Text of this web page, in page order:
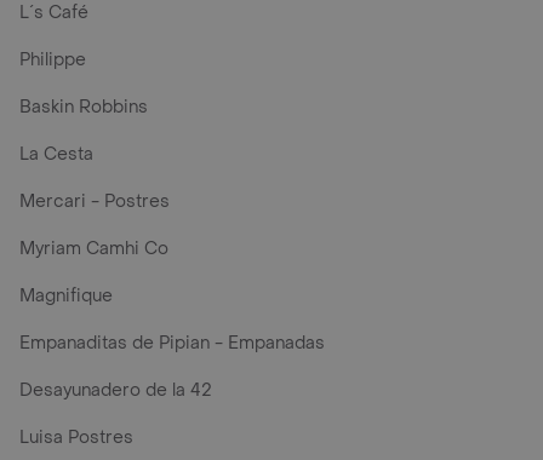
L´s Café
Philippe
Baskin Robbins
La Cesta
Mercari - Postres
Myriam Camhi Co
Magnifique
Empanaditas de Pipian - Empanadas
Desayunadero de la 42
Luisa Postres